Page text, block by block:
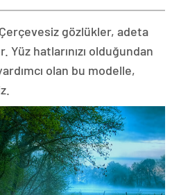
gözlükler, adeta
hatlarınızı olduğundan
olan bu modelle,